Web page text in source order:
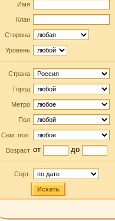
Имя
Клан
Сторона
Уровень
Страна
Город
Метро
Пол
Сем. пол.
Возраст от до
Сорт.
Искать